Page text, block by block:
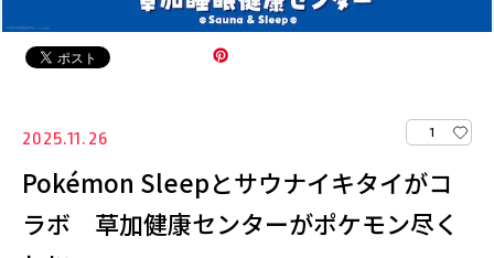
2025.11.26 1
Pokémon Sleepとサウナイキタイがコ
ラボ 草加健康センターがポケモン尽く